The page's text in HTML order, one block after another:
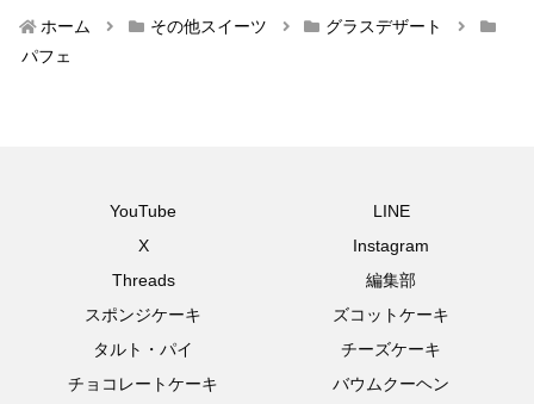
ホーム その他スイーツ
グラスデザート
パフェ
YouTube
LINE
X
Instagram
Threads
編集部
スポンジケーキ
ズコットケーキ
タルト・パイ
チーズケーキ
チョコレートケーキ
バウムクーヘン